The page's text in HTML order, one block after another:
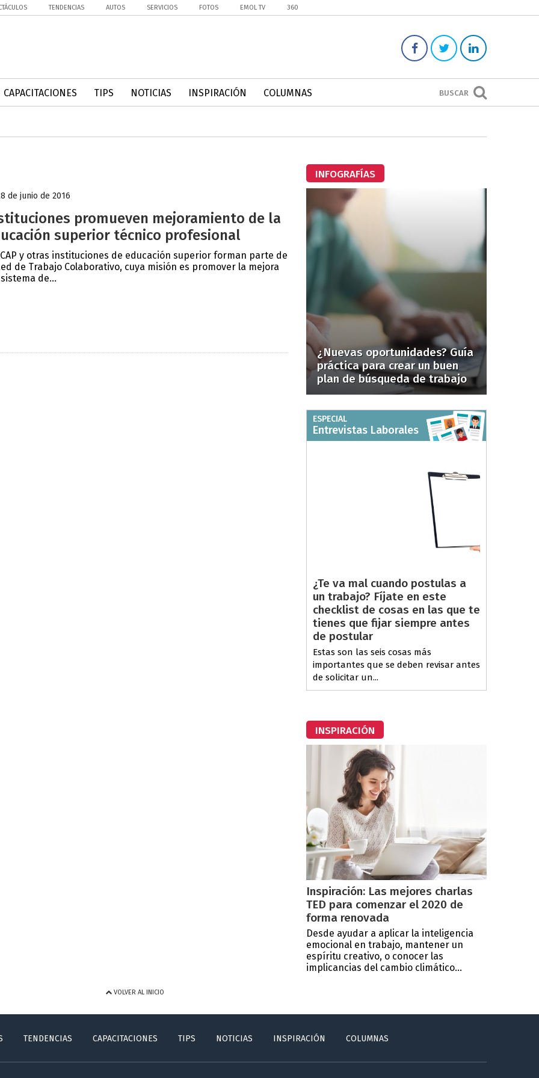
TENDENCIAS AUTOS SERVICIOS FOTOS EMOL TV 360
BUSCAR
CAPACITACIONES TIPS NOTICIAS INSPIRACIÓN COLUMNAS
de junio de 2016
promueven mejoramiento de la
superior técnico profesional
y otras instituciones de educación superior forman parte de
de Trabajo Colaborativo, cuya misión es promover la mejora
de...
INFOGRAFÍAS
¿Nuevas oportunidades? Guía
práctica para crear un buen
plan de búsqueda de trabajo
ESPECIAL
Entrevistas Laborales
¿Te va mal cuando postulas a
un trabajo? Fíjate en este
checklist de cosas en las que te
tienes que fijar siempre antes
de postular
Estas son las seis cosas más
importantes que se deben revisar antes
de solicitar un...
INSPIRACIÓN
Inspiración: Las mejores charlas
TED para comenzar el 2020 de
forma renovada
Desde ayudar a aplicar la inteligencia
emocional en trabajo, mantener un
espíritu creativo, o conocer las
implicancias del cambio climático...
VOLVER AL INICIO
TENDENCIAS CAPACITACIONES TIPS NOTICIAS INSPIRACIÓN COLUMNAS